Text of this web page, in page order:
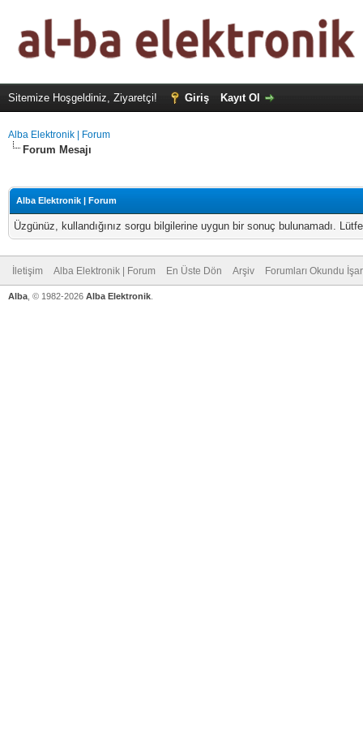
Sitemize Hoşgeldiniz, Ziyaretçi! Giriş Kayıt Ol
Alba Elektronik | Forum
Forum Mesajı
Alba Elektronik | Forum
Üzgünüz, kullandığınız sorgu bilgilerine uygun bir sonuç bulunamadı.
İletişim Alba Elektronik | Forum En Üste Dön Arşiv Forumları Okundu
Alba , © 1982-2026 Alba Elektronik